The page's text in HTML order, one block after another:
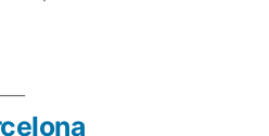
Entrada
siguiente: